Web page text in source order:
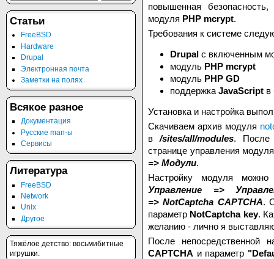
повышенная
модуля PHP mcrypt.
Требования к системе
Drupal с включенным
модуль PHP mcrypt
модуль PHP GD
поддержка JavaScript в
Установка и настройка
Скачиваем архив модуля
в/sites/all/modules. После
странице управления
=> Модули.
Настройку модуля
Управление =>
=> NotCaptcha CAPTCHA.
параметр NotCaptcha key.
желанию - лично я
После непосредственной
CAPTCHA и параметр
Статьи
FreeBSD
Hardware
Drupal
Электронная почта
Заметки на полях
Всякое разное
Документация
Русские man-ы
Сервисы
Литература
FreeBSD
Network
Unix
Другое
Тяжёлое детство: восьмибитные
игрушки.